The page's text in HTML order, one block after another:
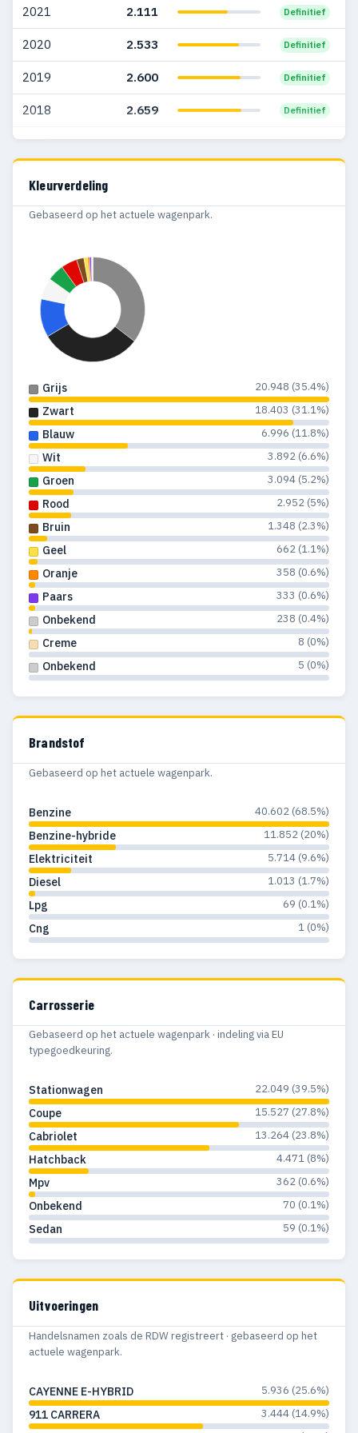
2003 722 539
2002 699 537
2001 698 560
1999 816 652
1998
335
319
1994 353
206
1992 308
1991 476 470
1990 475
1989 337 324
1988 307 264
1987 410
1986 681 609
1985 573
1984 502 463
1982 398 348
1981
1979 288
1978 318 262
1977 280
1976 305 260
1974 225 198
1973
1972
1970 223
1969 175 172
1968 154 143
1967 117
1966 119 114
1965 108 92
1964
1963 86 81
1961 47 42
2021 2.111 Definitief
2020 2.533 Definitief
2019 2.600 Definitief
2018 2.659 Definitief
2017 2.256
Kleurverdeling
Gebaseerd op het actuele wagenpark.
Grijs 20.948 (35.4%)
Zwart 18.403 (31.1%)
Blauw 6.996 (11.8%)
Wit 3.892 (6.6%)
Groen 3.094 (5.2%)
Rood 2.952 (5%)
Bruin 1.348 (2.3%)
Geel 662 (1.1%)
Oranje 358 (0.6%)
Paars 333 (0.6%)
Onbekend 238 (0.4%)
Creme 8 (0%)
Onbekend 5 (0%)
Brandstof
Gebaseerd op het actuele wagenpark.
Benzine 40.602 (68.5%)
Benzine-hybride 11.852 (20%)
Elektriciteit 5.714 (9.6%)
Diesel 1.013 (1.7%)
Lpg 69 (0.1%)
Cng 1 (0%)
Carrosserie
Gebaseerd op het actuele wagenpark · indeling via EU
typegoedkeuring.
Stationwagen 22.049 (39.5%)
Coupe 15.527 (27.8%)
Cabriolet 13.264 (23.8%)
Hatchback 4.471 (8%)
Mpv 362 (0.6%)
Onbekend 70 (0.1%)
Sedan 59 (0.1%)
Uitvoeringen
Handelsnamen zoals de RDW registreert · gebaseerd op het
actuele wagenpark.
CAYENNE E-HYBRID 5.936 (25.6%)
911 CARRERA 3.444 (14.9%)